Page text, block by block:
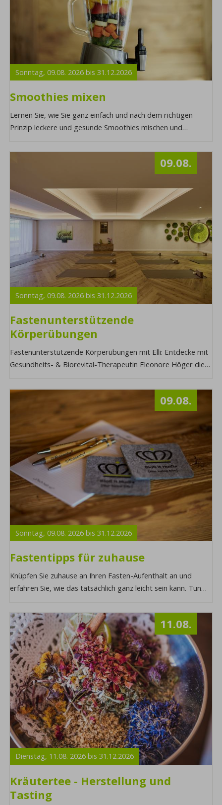
Sonntag,09.08. 2026 bis31.12.2026
Smoothies mixen
Lernen Sie, wie Sie ganz einfach und nach dem richtigen
Prinzip leckere und gesunde Smoothies mischen und
Sonntag,09.08. 2026 bis31.12.2026
09.08.
Fastenunterstützende
Körperübungen
Fastenunterstützende Körperübungen mit Elli: Entdecke mit
Gesundheits- & Biorevital-Therapeutin Eleonore Höger die
Sonntag,09.08. 2026 bis31.12.2026
09.08.
Fastentipps für zuhause
Knüpfen Sie zuhause an Ihren Fasten-Aufenthalt an und
erfahren Sie, wie das tatsächlich ganz leicht sein kann. Tun
Dienstag, 11.08. 2026 bis31.12.2026
11.08.
Kräutertee - Herstellung und
Tasting